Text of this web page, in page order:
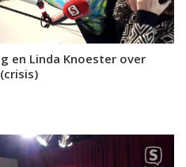
en Linda Knoester over